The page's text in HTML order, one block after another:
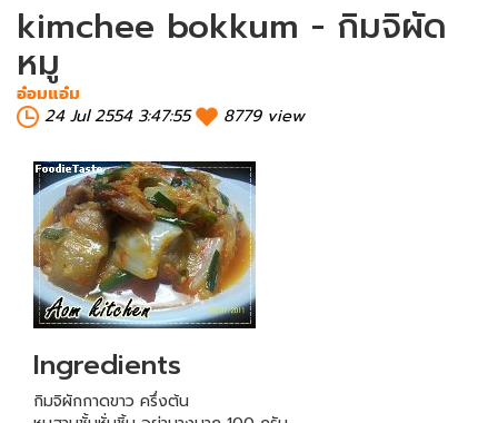
kimchee bokkum - กิมจิผัด
หมู
อ๋อมแอ๋ม
24 Jul 2554 3:47:55
8779 view
Ingredients
กิมจิผักกาดขาว ครึ่งต้น